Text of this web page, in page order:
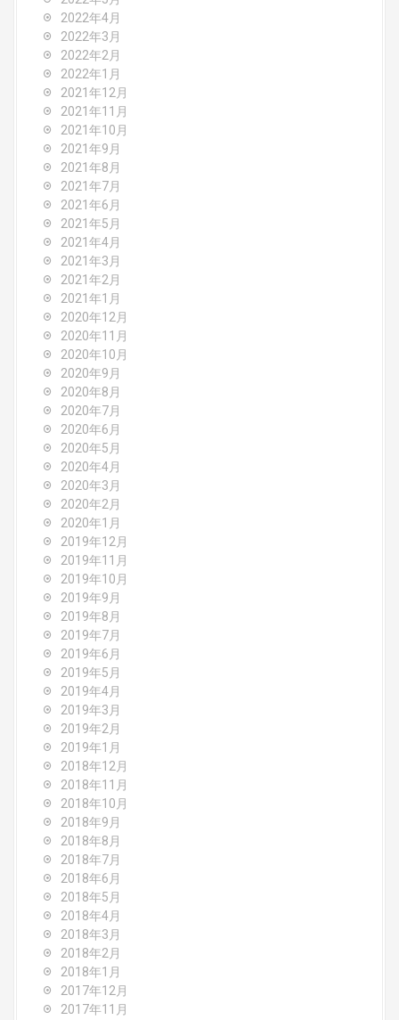
2022年4月
2022年3月
2022年2月
2022年1月
2021年12月
2021年11月
2021年10月
2021年9月
2021年8月
2021年7月
2021年6月
2021年5月
2021年4月
2021年3月
2021年2月
2021年1月
2020年12月
2020年11月
2020年10月
2020年9月
2020年8月
2020年7月
2020年6月
2020年5月
2020年4月
2020年3月
2020年2月
2020年1月
2019年12月
2019年11月
2019年10月
2019年9月
2019年8月
2019年7月
2019年6月
2019年5月
2019年4月
2019年3月
2019年2月
2019年1月
2018年12月
2018年11月
2018年10月
2018年9月
2018年8月
2018年7月
2018年6月
2018年5月
2018年4月
2018年3月
2018年2月
2018年1月
2017年12月
2017年11月